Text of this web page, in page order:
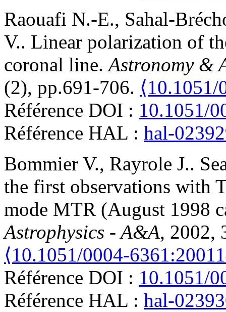
Raouafi N.-E., Sahal-
V.. Linear polarization of
coronal line.Astronomy &
(2), pp.691-706.
Référence DOI : 10.1051/
Référence HAL : hal-
Bommier V., Rayrole J..
the first observations with
mode MTR (August 1998
Astrophysics - A&A, 2002,
⟨10.1051/0004-
Référence DOI : 10.1051/
Référence HAL : hal-